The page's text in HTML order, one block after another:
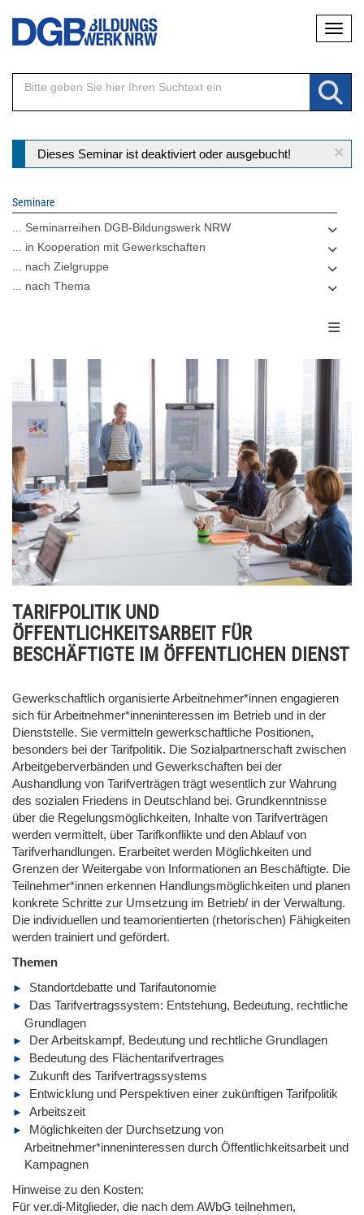
Direkt
Inhalt
×
Statusmeldung
Dieses Seminar ist deaktiviert oder ausgebucht!
Seminare
... Seminarreihen DGB-Bildungswerk NRW
... in Kooperation mit Gewerkschaften
... nach Zielgruppe
... nach Thema
TARIFPOLITIK UND
ÖFFENTLICHKEITSARBEIT FÜR
BESCHÄFTIGTE IM ÖFFENTLICHEN DIENST
Gewerkschaftlich organisierte Arbeitnehmer*innen engagieren
sich für Arbeitnehmer*inneninteressen im Betrieb und in der
Dienststelle. Sie vermitteln gewerkschaftliche Positionen,
besonders bei der Tarifpolitik. Die Sozialpartnerschaft zwischen
Arbeitgeberverbänden und Gewerkschaften bei der
Aushandlung von Tarifverträgen trägt wesentlich zur Wahrung
des sozialen Friedens in Deutschland bei. Grundkenntnisse
über die Regelungsmöglichkeiten, Inhalte von Tarifverträgen
werden vermittelt, über Tarifkonflikte und den Ablauf von
Tarifverhandlungen. Erarbeitet werden Möglichkeiten und
Grenzen der Weitergabe von Informationen an Beschäftigte. Die
Teilnehmer*innen erkennen Handlungsmöglichkeiten und planen
konkrete Schritte zur Umsetzung im Betrieb/ in der Verwaltung.
Die individuellen und teamorientierten (rhetorischen) Fähigkeiten
werden trainiert und gefördert.
Themen
Standortdebatte und Tarifautonomie
Das Tarifvertragssystem: Entstehung, Bedeutung, rechtliche
Grundlagen
Der Arbeitskampf, Bedeutung und rechtliche Grundlagen
Bedeutung des Flächentarifvertrages
Zukunft des Tarifvertragssystems
Entwicklung und Perspektiven einer zukünftigen Tarifpolitik
Arbeitszeit
Möglichkeiten der Durchsetzung von
Arbeitnehmer*inneninteressen durch Öffentlichkeitsarbeit und
Kampagnen
Hinweise zu den Kosten:
Für ver.di-Mitglieder, die nach dem AWbG teilnehmen,